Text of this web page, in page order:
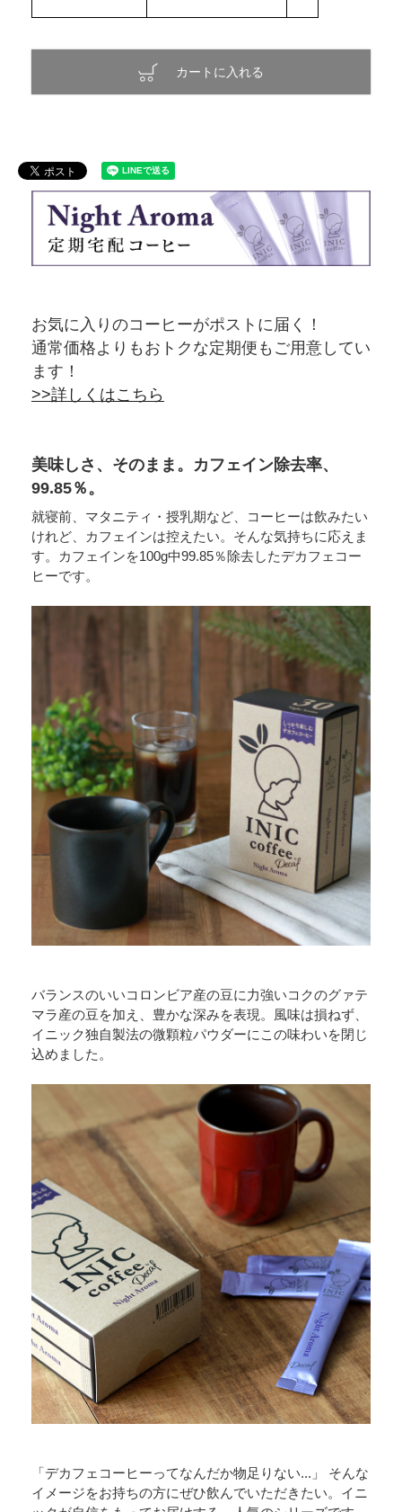
カートに入れる
お気に入りのコーヒーがポストに届く！
通常価格よりもおトクな定期便もご用意してい
ます！
>>詳しくはこちら
美味しさ、そのまま。カフェイン除去率、
99.85％。
就寝前、マタニティ・授乳期など、コーヒーは飲みたい
けれど、カフェインは控えたい。そんな気持ちに応えま
す。カフェインを100g中99.85％除去したデカフェコー
ヒーです。
バランスのいいコロンビア産の豆に力強いコクのグァテ
マラ産の豆を加え、豊かな深みを表現。風味は損ねず、
イニック独自製法の微顆粒パウダーにこの味わいを閉じ
込めました。
「デカフェコーヒーってなんだか物足りない...」 そんな
イメージをお持ちの方にぜひ飲んでいただきたい。イニ